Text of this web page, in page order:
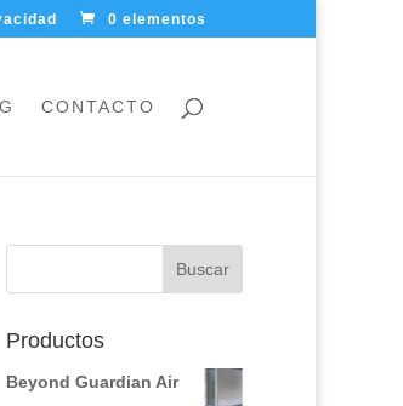
0 elementos
CONTACTO
Productos
Beyond Guardian Air